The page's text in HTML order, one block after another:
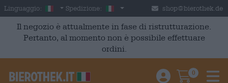
Skip to main content
Linguaggio: Italian
Spedizione: Italia shop@bierothek.de
Il negozio è attualmente in fase di ristrutturazione.
Pertanto, al momento non è possibile effettuare
ordini.
Einloggen /
0